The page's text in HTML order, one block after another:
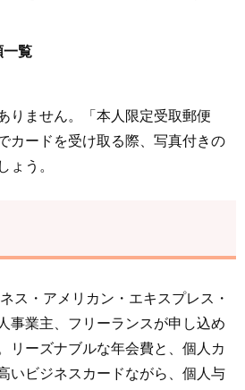
一覧
りません。「本人限定受取郵便
カードを受け取る際、写真付きの
ょう。
ス・アメリカン・エキスプレス・
事業主、フリーランスが申し込め
リーズナブルな年会費と、個人カ
いビジネスカードながら、個人与